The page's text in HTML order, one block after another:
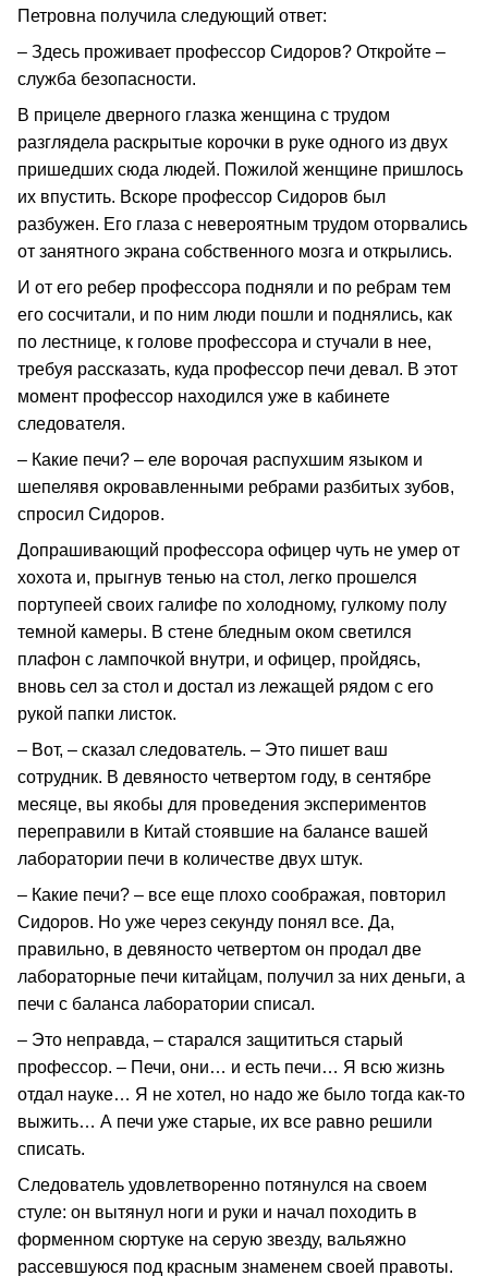
Петровна получила следующий ответ:
– Здесь проживает профессор Сидоров? Откройте –
служба безопасности.
В прицеле дверного глазка женщина с трудом
разглядела раскрытые корочки в руке одного из двух
пришедших сюда людей. Пожилой женщине пришлось
их впустить. Вскоре профессор Сидоров был
разбужен. Его глаза с невероятным трудом оторвались
от занятного экрана собственного мозга и открылись.
И от его ребер профессора подняли и по ребрам тем
его сосчитали, и по ним люди пошли и поднялись, как
по лестнице, к голове профессора и стучали в нее,
требуя рассказать, куда профессор печи девал. В этот
момент профессор находился уже в кабинете
следователя.
– Какие печи? – еле ворочая распухшим языком и
шепелявя окровавленными ребрами разбитых зубов,
спросил Сидоров.
Допрашивающий профессора офицер чуть не умер от
хохота и, прыгнув тенью на стол, легко прошелся
портупеей своих галифе по холодному, гулкому полу
темной камеры. В стене бледным оком светился
плафон с лампочкой внутри, и офицер, пройдясь,
вновь сел за стол и достал из лежащей рядом с его
рукой папки листок.
– Вот, – сказал следователь. – Это пишет ваш
сотрудник. В девяносто четвертом году, в сентябре
месяце, вы якобы для проведения экспериментов
переправили в Китай стоявшие на балансе вашей
лаборатории печи в количестве двух штук.
– Какие печи? – все еще плохо соображая, повторил
Сидоров. Но уже через секунду понял все. Да,
правильно, в девяносто четвертом он продал две
лабораторные печи китайцам, получил за них деньги, а
печи с баланса лаборатории списал.
– Это неправда, – старался защититься старый
профессор. – Печи, они… и есть печи… Я всю жизнь
отдал науке… Я не хотел, но надо же было тогда как-то
выжить… А печи уже старые, их все равно решили
списать.
Следователь удовлетворенно потянулся на своем
стуле: он вытянул ноги и руки и начал походить в
форменном сюртуке на серую звезду, вальяжно
рассевшуюся под красным знаменем своей правоты.